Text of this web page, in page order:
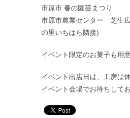
市原市 春の園芸まつり
市原市農業センター 芝生
の里いちはら隣接)
イベント限定のお菓子も用意
イベント出店日は、工房は
イベント会場でお待ちしてお